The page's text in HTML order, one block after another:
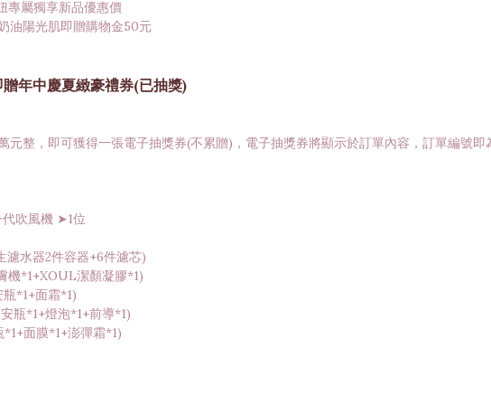
屬獨享新品優惠價
油陽光肌即贈購物金50元
年中慶夏緻豪禮券(已抽獎)
元整，即可獲得一張電子抽獎券(不累贈)，電子抽獎券將顯示於訂單內容，訂單編號即
吹風機 ➤1位
濾水器2件容器+6件濾芯)
機*1+XOUL潔顏凝膠*1)
*1+面霜*1)
瓶*1+燈泡*1+前導*1)
面膜*1+澎彈霜*1)